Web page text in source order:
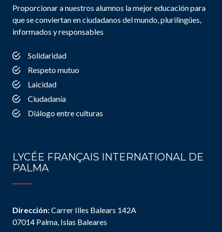
Proporcionar a nuestros alumnos la mejor educación para
que se conviertan en ciudadanos del mundo, plurilingües,
informados y responsables
Solidaridad
Respeto mutuo
Laicidad
Ciudadanía
Diálogo entre culturas
LYCÉE FRANÇAIS INTERNATIONAL DE
PALMA
Dirección:Carrer Illes Balears 142A
07014 Palma, Islas Baleares